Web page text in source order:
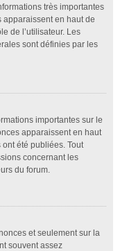
très importantes
en haut de
de l’utilisateur. Les
sont définies par les
importantes sur le
apparaissent en haut
été publiées. Tout
concernant les
du forum.
et seulement sur la
souvent assez